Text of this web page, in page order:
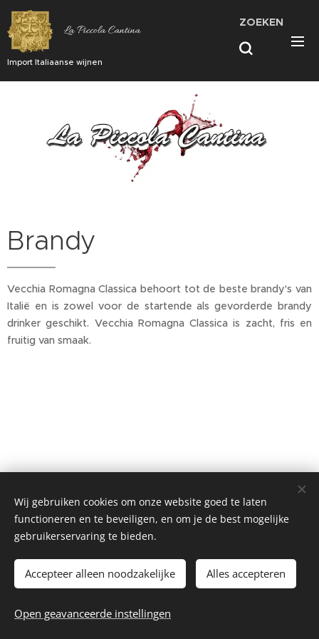
La Piccola Cantina
Import Italiaanse wijnen
ZOEKEN
Brandy
Vecchia Romagna Classica behoort tot de beste brandy's van
Italië en is zowel voor de startende als gevorderde brandy
drinker geschikt. Vecchia Romagna Classica is zacht, fris en
fruitig van smaak.
© 2026 La Piccola Cantina
Website bydry.media
Wij gebruiken cookies om onze website goed te laten
functioneren en te beveiligen, en om je de best mogelijke
gebruikerservaring te bieden.
Accepteer alleen noodzakelijke Alles accepteren
Open geavanceerde instellingen